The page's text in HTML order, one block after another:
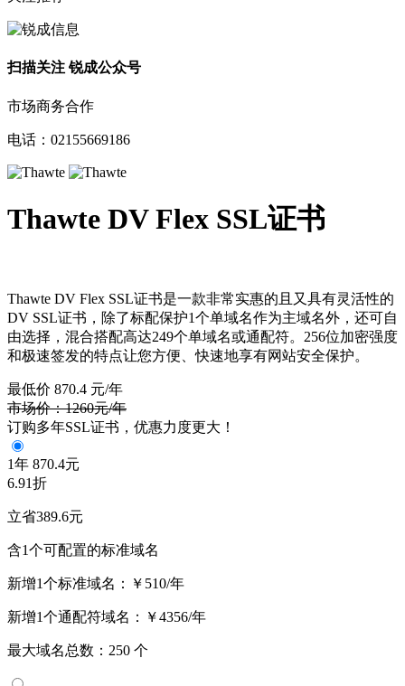
扫描关注 锐成公众号
市场商务合作
电话：02155669186
Thawte DV Flex SSL证书
Thawte DV Flex SSL证书是一款非常实惠的且又具有灵活性的
DV SSL证书，除了标配保护1个单域名作为主域名外，还可自
由选择，混合搭配高达249个单域名或通配符。 256位加密强度
和极速签发的特点让您方便、快速地享有网站安全保护。
最低价 870.4 元/年
市场价：1260元/年
订购多年SSL证书，优惠力度更大！
1年 870.4元
6.91折
立省389.6元
含1个可配置的标准域名
新增1个标准域名： ￥510/年
新增1个通配符域名： ￥4356/年
最大域名总数： 250 个